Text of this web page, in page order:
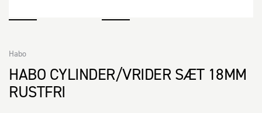
HABO CYLINDER/VRIDER SÆT 18MM
RUSTFRI
Habo